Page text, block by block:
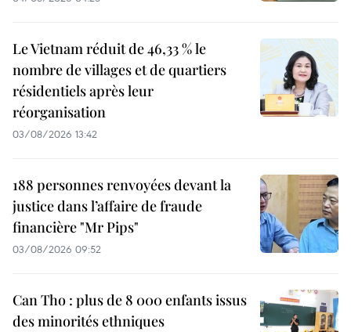
Le Vietnam réduit de 46,33 % le
nombre de villages et de quartiers
résidentiels après leur
réorganisation
03/08/2026 13:42
188 personnes renvoyées devant la
justice dans l’affaire de fraude
financière "Mr Pips"
03/08/2026 09:52
Can Tho : plus de 8 000 enfants issus
des minorités ethniques